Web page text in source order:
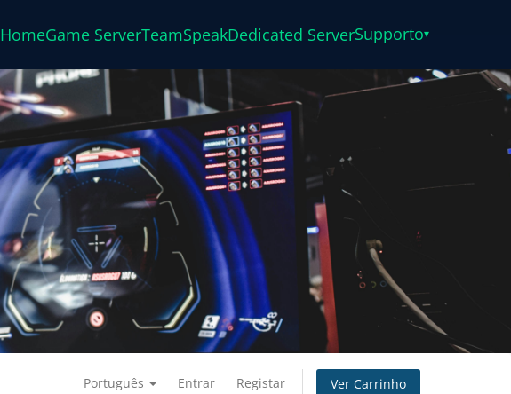
HomeGame ServerTeamSpeakDedicated ServerSupporto▾
Português Entrar Registar Ver Carrinho